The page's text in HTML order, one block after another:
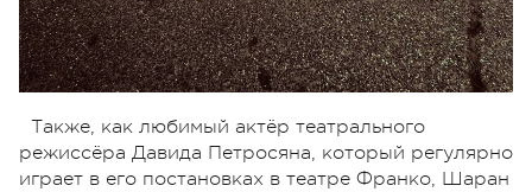
Также, как любимый актёр театрального
режиссёра Давида Петросяна, который регулярно
играет в его постановках в театре Франко, Шаран